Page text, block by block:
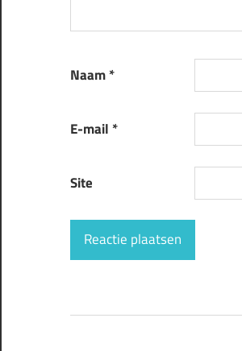
Naam*
E-mail *
Site